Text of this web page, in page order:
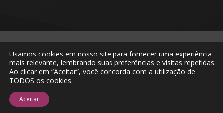
ENOVIRTUA E VOCÊ CONECTADOS AO MUNDO DO
VINHO! © 2013 - 2023 Todos os direitos
reservados.
Usamos cookies em nosso site para fornecer uma experiência
mais relevante, lembrando suas preferências e visitas repetidas.
Ao clicar em “Aceitar”, você concorda com a utilização de
TODOS os cookies.
Aceitar